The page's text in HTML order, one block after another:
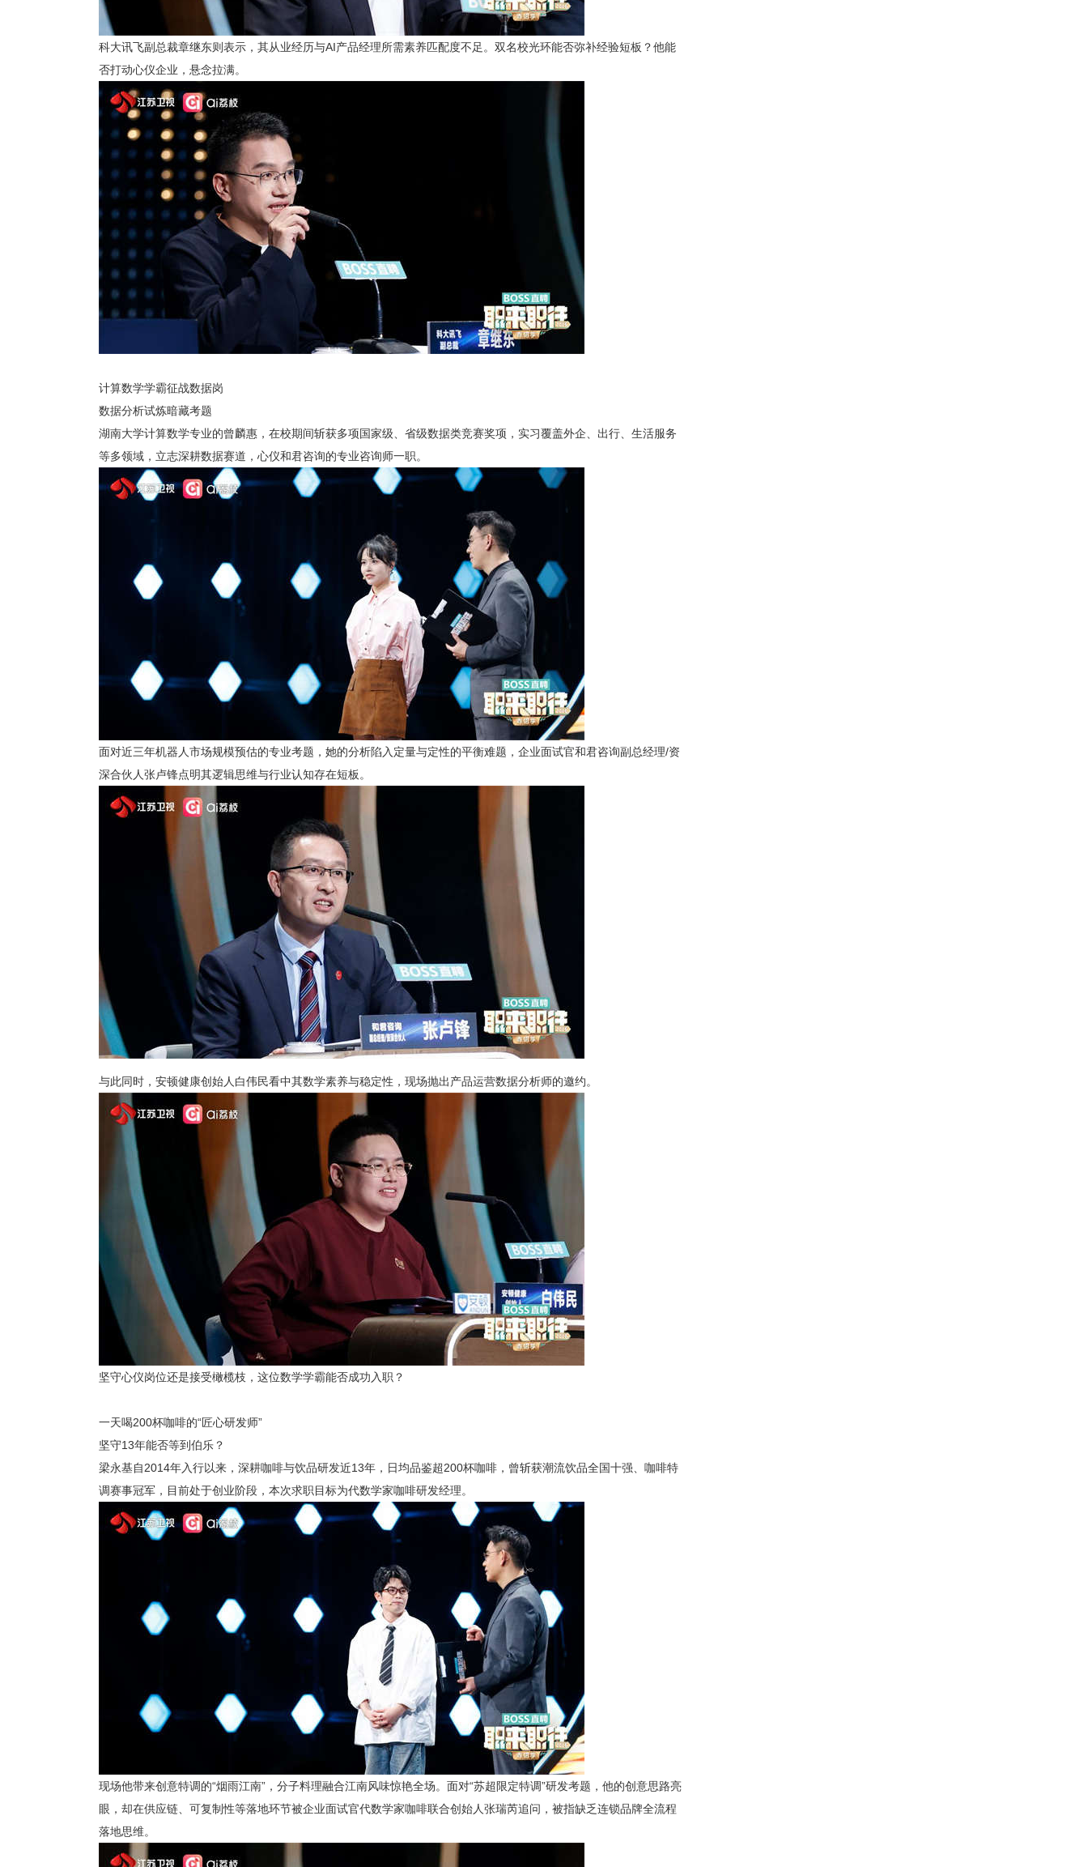
科大讯飞副总裁章继东则表示，其从业经历与AI产品经理所需素养匹配度不足。双名校光环能否弥补经验短板？他能
否打动心仪企业，悬念拉满。
计算数学学霸征战数据岗
数据分析试炼暗藏考题
湖南大学计算数学专业的曾麟惠，在校期间斩获多项国家级、省级数据类竞赛奖项，实习覆盖外企、出行、生活服务
等多领域，立志深耕数据赛道，心仪和君咨询的专业咨询师一职。
面对近三年机器人市场规模预估的专业考题，她的分析陷入定量与定性的平衡难题，企业面试官和君咨询副总经理/资
深合伙人张卢锋点明其逻辑思维与行业认知存在短板。
与此同时， 安顿健康创始人白伟民看中其数学素养与稳定性，现场抛出产品运营数据分析师的邀约。
坚守心仪岗位还是接受橄榄枝，这位数学学霸能否成功入职？
一天喝200杯咖啡的“匠心研发师”
坚守13年能否等到伯乐？
梁永基自2014年入行以来，深耕咖啡与饮品研发近13年，日均品鉴超200杯咖啡，曾斩获潮流饮品全国十强、咖啡特
调赛事冠军，目前处于创业阶段，本次求职目标为代数学家咖啡研发经理。
现场他带来创意特调的“烟雨江南”，分子料理融合江南风味惊艳全场。面对“苏超限定特调”研发考题，他的创意思路亮
眼，却在供应链、可复制性等落地环节被企业面试官代数学家咖啡联合创始人张瑞芮追问，被指缺乏连锁品牌全流程
落地思维。